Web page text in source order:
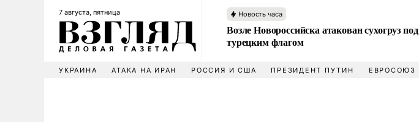
7 августа, пятница Новость часа
Возле Новороссийска атакован сухогруз под
турецким флагом
УКРАИНА АТАКА НА ИРАН РОССИЯ И США ПРЕЗИДЕНТ ПУТИН ЕВРОСОЮЗ